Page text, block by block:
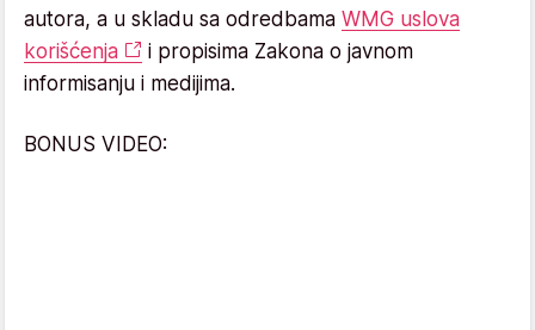
autora, a u skladu sa odredbama WMG uslova
korišćenja
i propisima Zakona o javnom
informisanju i medijima.
BONUS VIDEO: